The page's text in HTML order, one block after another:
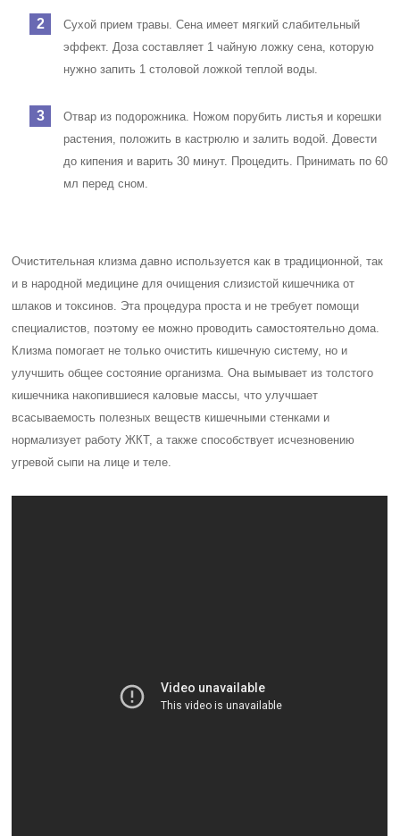
Сухой прием травы. Сена имеет мягкий слабительный
эффект. Доза составляет 1 чайную ложку сена, которую
нужно запить 1 столовой ложкой теплой воды.
Отвар из подорожника. Ножом порубить листья и корешки
растения, положить в кастрюлю и залить водой. Довести
до кипения и варить 30 минут. Процедить. Принимать по 60
мл перед сном.
Очистительная клизма давно используется как в традиционной, так
и в народной медицине для очищения слизистой кишечника от
шлаков и токсинов. Эта процедура проста и не требует помощи
специалистов, поэтому ее можно проводить самостоятельно дома.
Клизма помогает не только очистить кишечную систему, но и
улучшить общее состояние организма. Она вымывает из толстого
кишечника накопившиеся каловые массы, что улучшает
всасываемость полезных веществ кишечными стенками и
нормализует работу ЖКТ, а также способствует исчезновению
угревой сыпи на лице и теле.